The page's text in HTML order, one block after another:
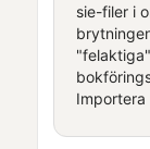
sie-filer i
Importera